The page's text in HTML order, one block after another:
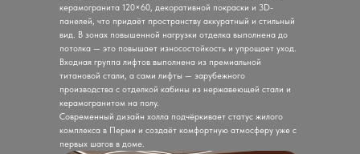
керамогранита 120×60, декоративной покраски и 3D-
панелей, что придаёт пространству аккуратный и стильный
вид. В зонах повышенной нагрузки отделка выполнена до
потолка — это повышает износостойкость и упрощает уход.
Входная группа лифтов выполнена из премиальной
титановой стали, а сами лифты — зарубежного
производства с отделкой кабины из нержавеющей стали и
керамогранитом на полу.
Современный дизайн холла подчёркивает статус жилого
комплекса в Перми и создаёт комфортную атмосферу уже с
первых шагов в доме.